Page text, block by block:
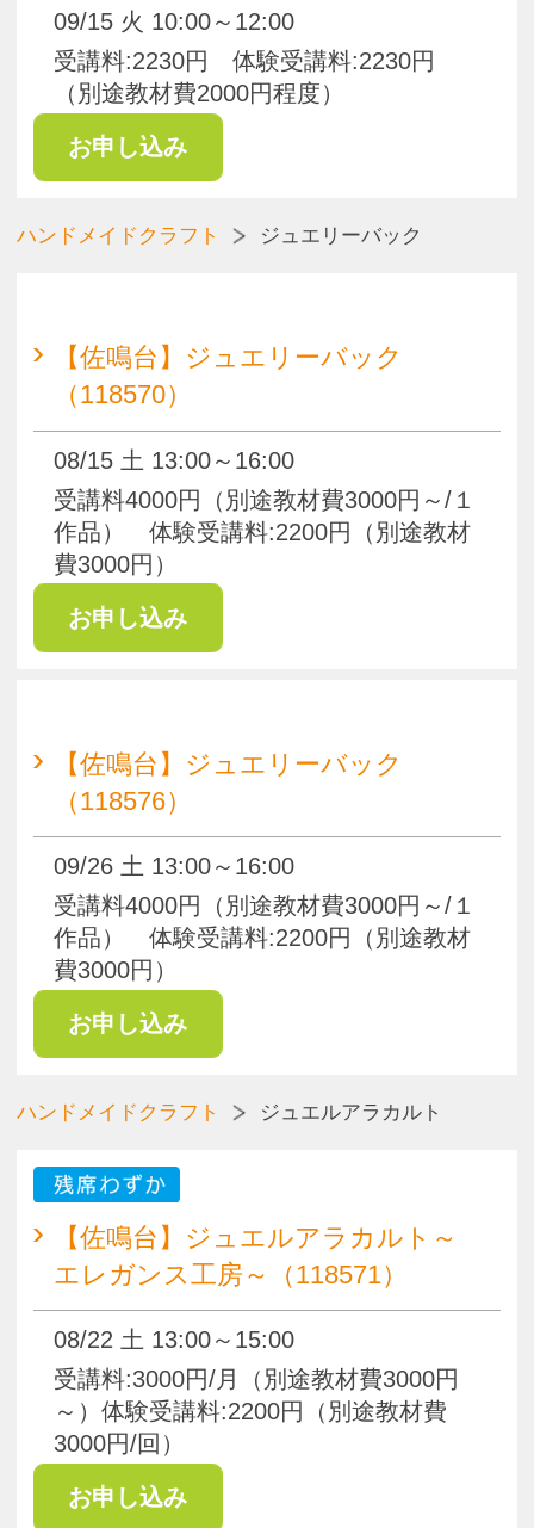
ハンドメイドクラフト ジュエルアラカルト
残席わずか
【佐鳴台】ジュエルアラカルト～
エレガンス工房～（118571）
～）体験受講料:2200円（別途教材費
【佐鳴台】ジュエルアラカルト～
エレガンス工房～（118577）
09/26 土 13:00～15:00
受講料:3000円/月（別途教材費3000円
～）体験受講料:2200円（別途教材費
3000円/回）
【佐鳴台】グルーデコ®（118572）
08/22 土 13:00～15:00
受講料:3000円/月（別途教材費3000円
2500円/回）
【佐鳴台】グルーデコ®（118578）
09/26 土 13:00～15:00
～）体験受講料:3000円（別途教材費
お知らせ
くらしときめきアカデミー入会規約
会社概要
特商法
お問い合わせ
サイトマップ
Copyright(c) ACADEMY SALAENERGY
All Rights Reserved.